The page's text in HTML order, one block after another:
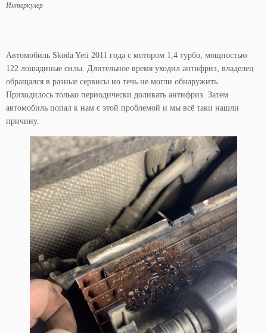
Интеркулер
Автомобиль Skoda Yeti 2011 года с мотором 1,4 турбо, мощностью
122 лошадиные силы. Длительное время уходил антифриз, владелец
обращался в разные сервисы но течь не могли обнаружить.
Приходилось только периодически доливать антифриз. Затем
автомобиль попал к нам с этой проблемой и мы всё таки нашли
причину.